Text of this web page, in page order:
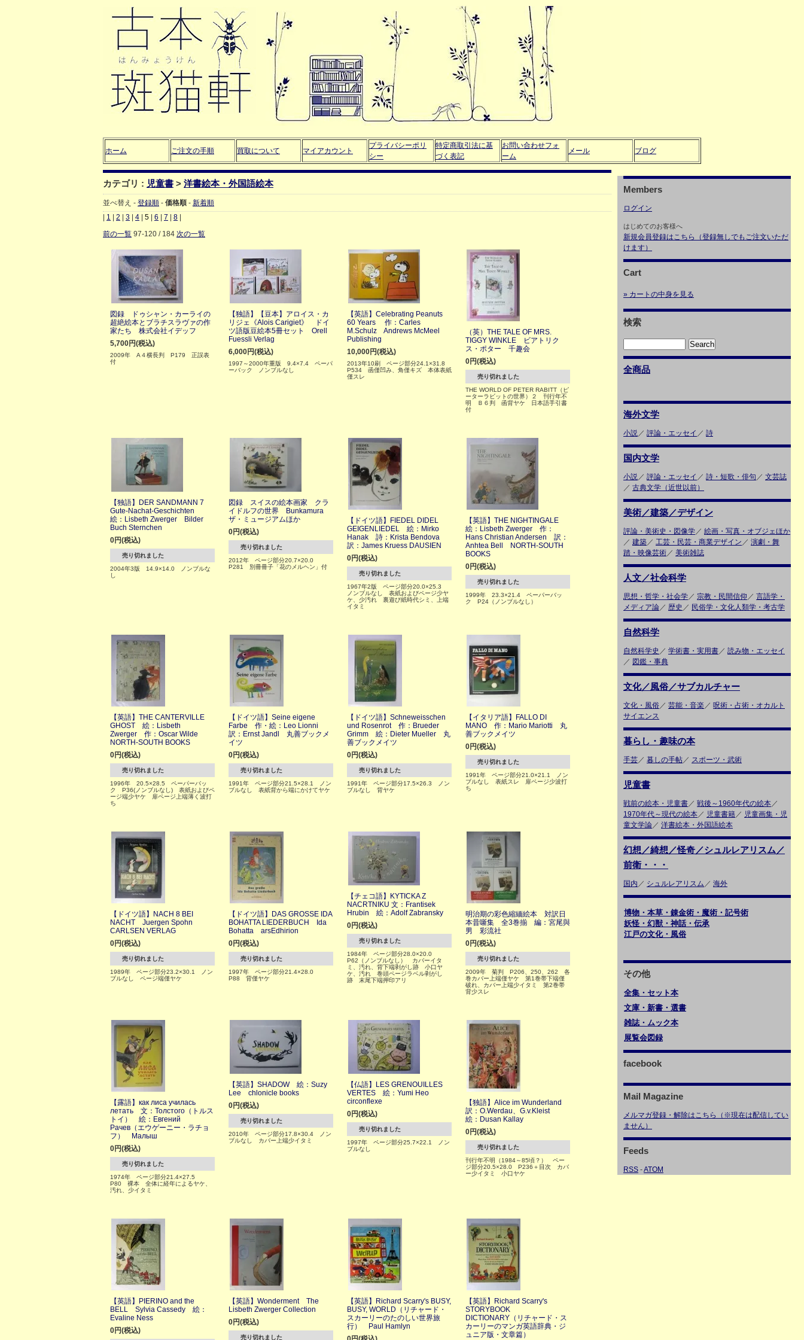
ホーム ご注文の手順 買取について マイアカウント
プライバシーポリ
シー
特定商取引法に基
づく表記
お問い合わせフォ
ーム
メール ブログ
カテゴリ : 児童書 > 洋書絵本・外国語絵本
並べ替え - 登録順 - 価格順 - 新着順
1 2 3 4 5 6 7 8
前の一覧 97-120 / 184 次の一覧
図録 ドゥシャン・カーライの
超絶絵本とブラチスラヴァの作
家たち 株式会社イデッフ
5,700円(税込)
2009年 A４横長判 P179 正誤表
付
【独語】【豆本】アロイス・カ
リジェ《Alois Carigiet》 ドイ
ツ語版豆絵本5冊セット Orell
Fuessli Verlag
6,000円(税込)
1997～2000年重版 9.4×7.4 ペーパ
ーバック ノンブルなし
【英語】Celebrating Peanuts
60 Years 作：Carles
M.Schulz Andrews McMeel
Publishing
10,000円(税込)
2013年10刷 ページ部分24.1×31.8
P534 函僅凹み、角僅キズ 本体表紙
僅スレ
（英）THE TALE OF MRS.
TIGGY WINKLE ビアトリク
ス・ポター 千趣会
0円(税込)
売り切れました
THE WORLD OF PETER RABITT（ピ
ーターラビットの世界）２ 刊行年不
明 Ｂ６判 函背ヤケ 日本語手引書
付
【独語】DER SANDMANN 7
Gute-Nachat-Geschichten
絵：Lisbeth Zwerger Bilder
Buch Sternchen
0円(税込)
売り切れました
2004年3版 14.9×14.0 ノンブルな
し
図録 スイスの絵本画家 クラ
イドルフの世界 Bunkamura
ザ・ミュージアムほか
0円(税込)
売り切れました
2012年 ページ部分20.7×20.0
P281 別冊冊子「花のメルヘン」付
【ドイツ語】FIEDEL DIDEL
GEIGENLIEDEL 絵：Mirko
Hanak 詩：Krista Bendova
訳：James Kruess DAUSIEN
0円(税込)
売り切れました
1967年2版 ページ部分20.0×25.3
ノンブルなし 表紙およびページ少ヤ
ケ、少汚れ 裏遊び紙時代シミ、上端
イタミ
【英語】THE NIGHTINGALE
絵：Lisbeth Zwerger 作：
Hans Christian Andersen 訳：
Anhtea Bell NORTH-SOUTH
BOOKS
0円(税込)
売り切れました
1999年 23.3×21.4 ペーパーバッ
ク P24（ノンブルなし）
【英語】THE CANTERVILLE
GHOST 絵：Lisbeth
Zwerger 作：Oscar Wilde
NORTH-SOUTH BOOKS
0円(税込)
売り切れました
1996年 20.5×28.5 ペーパーバッ
ク P36(ノンブルなし) 表紙およびペ
ージ端少ヤケ 扉ページ上端薄く波打
ち
【ドイツ語】Seine eigene
Farbe 作・絵：Leo Lionni
訳：Ernst Jandl 丸善ブックメ
イツ
0円(税込)
売り切れました
1991年 ページ部分21.5×28.1 ノン
ブルなし 表紙背から端にかけてヤケ
【ドイツ語】Schneweisschen
und Rosenrot 作：Brueder
Grimm 絵：Dieter Mueller 丸
善ブックメイツ
0円(税込)
売り切れました
1991年 ページ部分17.5×26.3 ノン
ブルなし 背ヤケ
【イタリア語】FALLO DI
MANO 作：Mario Mariotti 丸
善ブックメイツ
0円(税込)
売り切れました
1991年 ページ部分21.0×21.1 ノン
ブルなし 表紙スレ 扉ページ少波打
ち
【ドイツ語】NACH 8 BEI
NACHT Juergen Spohn
CARLSEN VERLAG
0円(税込)
売り切れました
1989年 ページ部分23.2×30.1 ノン
ブルなし ページ端僅ヤケ
【ドイツ語】DAS GROSSE IDA
BOHATTA LIEDERBUCH Ida
Bohatta arsEdhirion
0円(税込)
売り切れました
1997年 ページ部分21.4×28.0
P88 背僅ヤケ
【チェコ語】KYTICKA Z
NACRTNIKU 文：Frantisek
Hrubin 絵：Adolf Zabransky
0円(税込)
売り切れました
1984年 ページ部分28.0×20.0
P62（ノンブルなし） カバーイタ
ミ、汚れ、背下端剥がし跡 小口ヤ
ケ、汚れ 巻頭ページラベル剥がし
跡 末尾下端押印アリ
明治期の彩色縮緬絵本 対訳日
本昔噺集 全3巻揃 編：宮尾與
男 彩流社
0円(税込)
売り切れました
2009年 菊判 P206、250、262 各
巻カバー上端僅ヤケ 第1巻帯下端僅
破れ、カバー上端少イタミ 第2巻帯
背少スレ
【露語】как лиса училась
летать 文：Толстого（トルス
トイ） 絵：Евгений
Рачев（エウゲーニー・ラチョ
フ） Малыш
0円(税込)
売り切れました
1974年 ページ部分21.4×27.5
P80 裸本 全体に経年によるヤケ、
汚れ、少イタミ
【英語】SHADOW 絵：Suzy
Lee chlonicle books
0円(税込)
売り切れました
2010年 ページ部分17.8×30.4 ノン
ブルなし カバー上端少イタミ
【仏語】LES GRENOUILLES
VERTES 絵：Yumi Heo
circonflexe
0円(税込)
売り切れました
1997年 ページ部分25.7×22.1 ノン
ブルなし
【独語】Alice im Wunderland
訳：O.Werdau、G.v.Kleist
絵：Dusan Kallay
0円(税込)
売り切れました
刊行年不明（1984～85頃？） ペー
ジ部分20.5×28.0 P236＋目次 カバ
ー少イタミ 小口ヤケ
【英語】PIERINO and the
BELL Sylvia Cassedy 絵：
Evaline Ness
0円(税込)
【英語】Wonderment The
Lisbeth Zwerger Collection
0円(税込)
売り切れました
【英語】Richard Scarry's BUSY,
BUSY, WORLD（リチャード・
スカーリーのたのしい世界旅
行） Paul Hamlyn
【英語】Richard Scarry's
STORYBOOK
DICTIONARY（リチャード・ス
カーリーのマンガ英語辞典・ジ
ュニア版・文章篇）
Members
ログイン
はじめてのお客様へ
新規会員登録はこちら（登録無しでもご注文いただ
けます）
Cart
» カートの中身を見る
検索
全商品
海外文学
小説／ 評論・エッセイ ／ 詩
国内文学
小説／ 評論・エッセイ ／ 詩・短歌・俳句 ／ 文芸誌
／ 古典文学（近世以前）
美術／建築／デザイン
評論・美術史・図像学／ 絵画・写真・オブジェほか
／ 建築／ 工芸・民芸・商業デザイン ／ 演劇・舞
踏・映像芸術／ 美術雑誌
人文／社会科学
思想・哲学・社会学／ 宗教・民間信仰 ／ 言語学・
メディア論／ 歴史 ／ 民俗学・文化人類学・考古学
自然科学
自然科学史 ／ 学術書・実用書／ 読み物・エッセイ
／ 図鑑・事典
文化／風俗／サブカルチャー
文化・風俗／ 芸能・音楽 ／ 呪術・占術・オカルト
サイエンス
暮らし・趣味の本
手芸／ 暮しの手帖／ スポーツ・武術
児童書
戦前の絵本・児童書／ 戦後～1960年代の絵本／
1970年代～現代の絵本／ 児童書籍／ 児童画集・児
童文学論／ 洋書絵本・外国語絵本
幻想／綺想／怪奇／シュルレアリスム／
前衛・・・
国内 ／ シュルレアリスム ／ 海外
博物・本草・錬金術・魔術・記号術
妖怪・幻獣・神話・伝承
江戸の文化・風俗
その他
全集・セット本
文庫・新書・選書
雑誌・ムック本
展覧会図録
facebook
Mail Magazine
メルマガ登録・解除はこちら（※現在は配信してい
ません）
Feeds
RSS -ATOM